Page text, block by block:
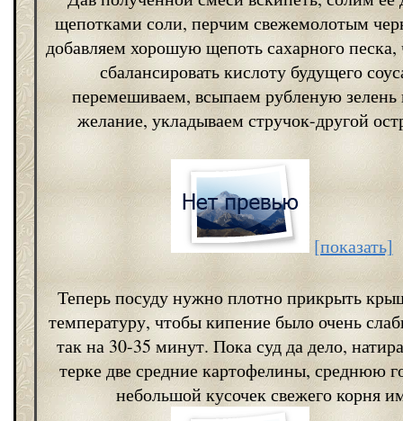
щепотками соли, перчим свежемолотым
добавляем хорошую щепоть сахарного
сбалансировать кислоту будущего
перемешиваем, всыпаем рубленую зелень
желание, укладываем стручок-другой
[показать]
Теперь посуду нужно плотно прикрыть
температуру, чтобы кипение было очень
так на 30-35 минут. Пока суд да дело,
терке две средние картофелины, среднюю
небольшой кусочек свежего корня